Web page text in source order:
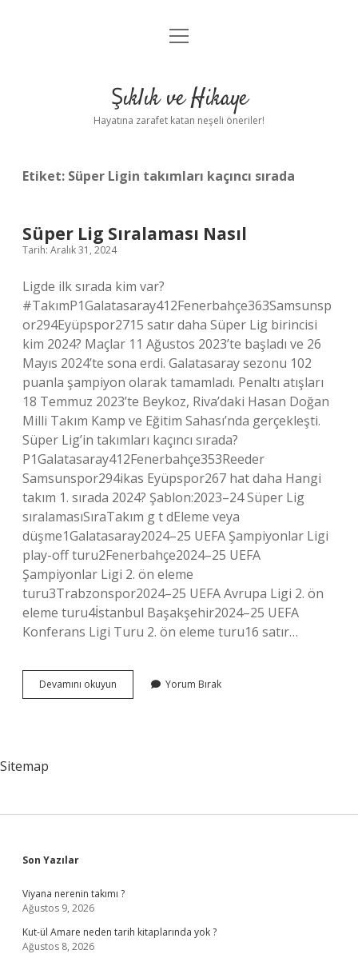
Anasayfa
Yasal Uyarı
menüyü
Şıklık ve Hikaye
Hayatına zarafet katan neşeli öneriler!
Etiket: Süper Ligin takımları kaçıncı sırada
Süper Lig Sıralaması Nasıl
Tarih: Aralık 31, 2024
Ligde ilk sırada kim var?
#TakımP1Galatasaray412Fenerbahçe363Samsunsp
or294Eyüpspor2715 satır daha Süper Lig birincisi
kim 2024? Maçlar 11 Ağustos 2023’te başladı ve 26
Mayıs 2024’te sona erdi. Galatasaray sezonu 102
puanla şampiyon olarak tamamladı. Penaltı atışları
18 Temmuz 2023’te Beykoz, Riva’daki Hasan Doğan
Milli Takım Kamp ve Eğitim Sahası’nda gerçekleşti.
Süper Lig’in takımları kaçıncı sırada?
P1Galatasaray412Fenerbahçe353Reeder
Samsunspor294ikas Eyüpspor267 hat daha Hangi
takım 1. sırada 2024? Şablon:2023–24 Süper Lig
sıralamasıSıraTakım g t dEleme veya
düşme1Galatasaray2024–25 UEFA Şampiyonlar Ligi
play-off turu2Fenerbahçe2024–25 UEFA
Şampiyonlar Ligi 2. ön eleme
turu3Trabzonspor2024–25 UEFA Avrupa Ligi 2. ön
eleme turu4İstanbul Başakşehir2024–25 UEFA
Konferans Ligi Turu 2. ön eleme turu16 satır…
Devamını okuyun
Lig
Yorum Bırak
Sitemap
Sidebar
Son Yazılar
Viyana nerenin takımı ?
Ağustos 9, 2026
Kut-ül Amare neden tarih kitaplarında yok ?
Ağustos 8, 2026